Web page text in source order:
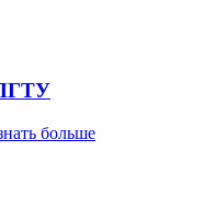
больше